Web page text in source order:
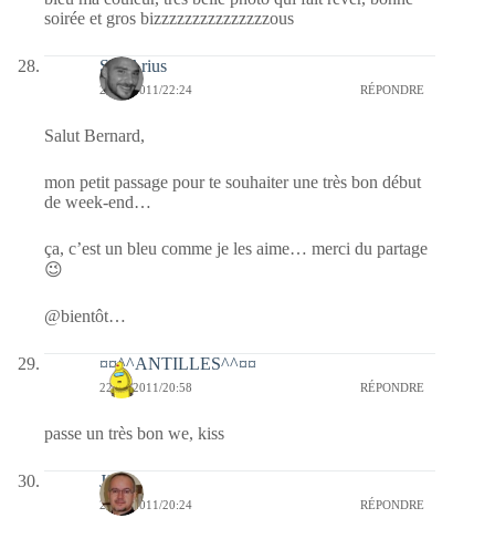
soirée et gros bizzzzzzzzzzzzzzzous
SD-Arius
22/07/2011/22:24 RÉPONDRE
Salut Bernard,
mon petit passage pour te souhaiter une très bon début
de week-end…
ça, c’est un bleu comme je les aime… merci du partage
😉
@bientôt…
¤¤^^ANTILLES^^¤¤
22/07/2011/20:58 RÉPONDRE
passe un très bon we, kiss
Jj
22/07/2011/20:24 RÉPONDRE